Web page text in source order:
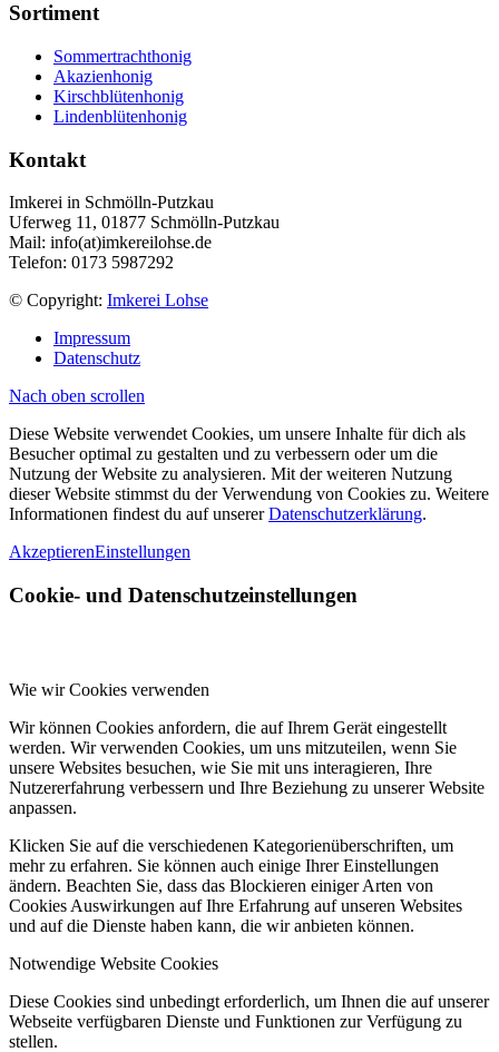
Sortiment
Sommertrachthonig
Akazienhonig
Kirschblütenhonig
Lindenblütenhonig
Kontakt
Imkerei in Schmölln-Putzkau
Uferweg 11, 01877 Schmölln-Putzkau
Mail: info(at)imkereilohse.de
Telefon: 0173 5987292
© Copyright: Imkerei Lohse
Impressum
Datenschutz
Nach oben scrollen
Diese Website verwendet Cookies, um unsere Inhalte für dich als
Besucher optimal zu gestalten und zu verbessern oder um die
Nutzung der Website zu analysieren. Mit der weiteren Nutzung
dieser Website stimmst du der Verwendung von Cookies zu. Weitere
Informationen findest du auf unsererDatenschutzerklärung.
AkzeptierenEinstellungen
Cookie- und Datenschutzeinstellungen
Wie wir Cookies verwenden
Wir können Cookies anfordern, die auf Ihrem Gerät eingestellt
werden. Wir verwenden Cookies, um uns mitzuteilen, wenn Sie
unsere Websites besuchen, wie Sie mit uns interagieren, Ihre
Nutzererfahrung verbessern und Ihre Beziehung zu unserer Website
anpassen.
Klicken Sie auf die verschiedenen Kategorienüberschriften, um
mehr zu erfahren. Sie können auch einige Ihrer Einstellungen
ändern. Beachten Sie, dass das Blockieren einiger Arten von
Cookies Auswirkungen auf Ihre Erfahrung auf unseren Websites
und auf die Dienste haben kann, die wir anbieten können.
Notwendige Website Cookies
Diese Cookies sind unbedingt erforderlich, um Ihnen die auf unserer
Webseite verfügbaren Dienste und Funktionen zur Verfügung zu
stellen.